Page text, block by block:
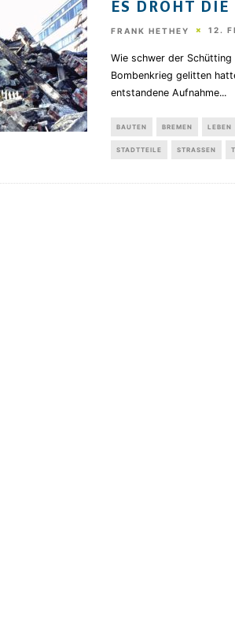
ES DROHT
FRANK HETHEY 12.
Wie schwer der
Bombenkrieg gelitten
entstandene Aufnahme...
BAUTEN BREMEN LEBEN
STADTTEILE STRASSEN